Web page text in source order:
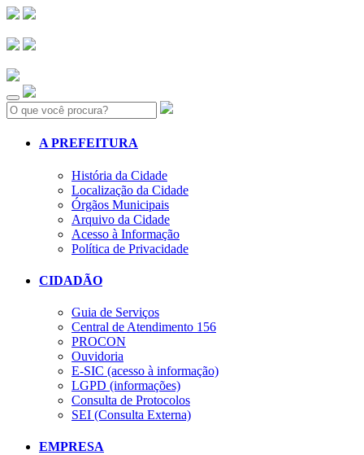
Search:
A PREFEITURA
História da Cidade
Localização da Cidade
Órgãos Municipais
Arquivo da Cidade
Acesso à Informação
Política de Privacidade
CIDADÃO
Guia de Serviços
Central de Atendimento 156
PROCON
Ouvidoria
E-SIC (acesso à informação)
LGPD (informações)
Consulta de Protocolos
SEI (Consulta Externa)
EMPRESA